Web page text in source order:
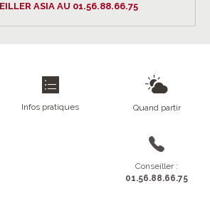
ASIA AU 01.56.88.66.75
Infos pratiques Quand partir
Conseiller :
01.56.88.66.75